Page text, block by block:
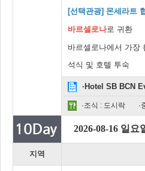
[선택관광] 몬세라트
바르셀로나로 귀환
바르셀로나에서 가장
석식 및 호텔 투숙
·Hotel SB BCN
·조식 : 도시락 ·
2026-08-16 일요
지역